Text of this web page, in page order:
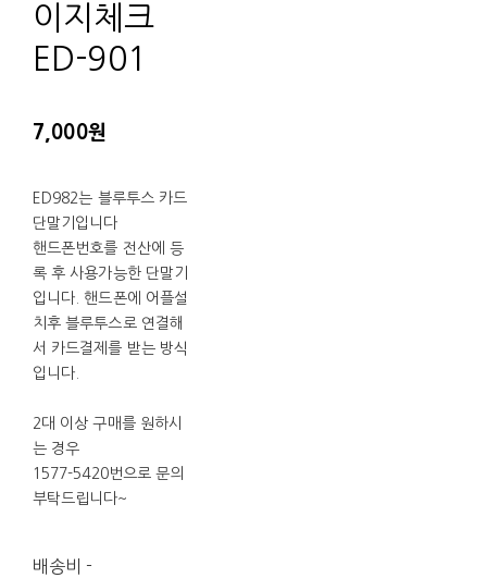
이지체크
ED-901
7,000원
ED982는 블루투스 카드
단말기입니다
핸드폰번호를 전산에 등
록 후 사용가능한 단말기
입니다. 핸드폰에 어플설
치후 블루투스로 연결해
서 카드결제를 받는 방식
입니다.
2대 이상 구매를 원하시
는 경우
1577-5420번으로 문의
부탁드립니다~
배송비 -